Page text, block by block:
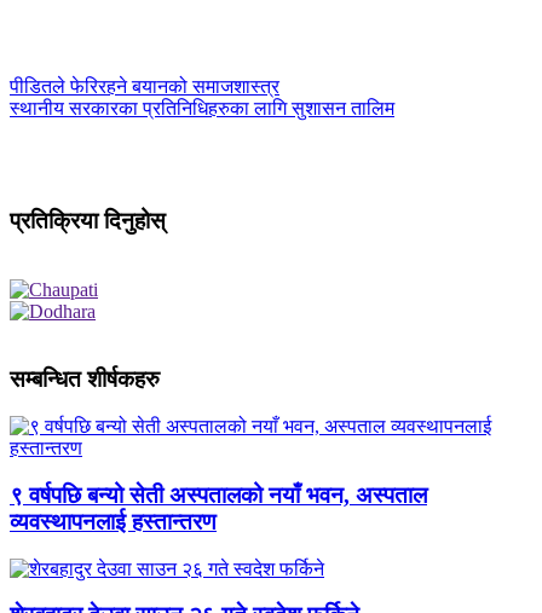
पीडितले फेरिरहने बयानको समाजशास्त्र
स्थानीय सरकारका प्रतिनिधिहरुका लागि सुशासन तालिम
प्रतिक्रिया दिनुहोस्
सम्बन्धित शीर्षकहरु
९ वर्षपछि बन्यो सेती अस्पतालको नयाँ भवन, अस्पताल
व्यवस्थापनलाई हस्तान्तरण